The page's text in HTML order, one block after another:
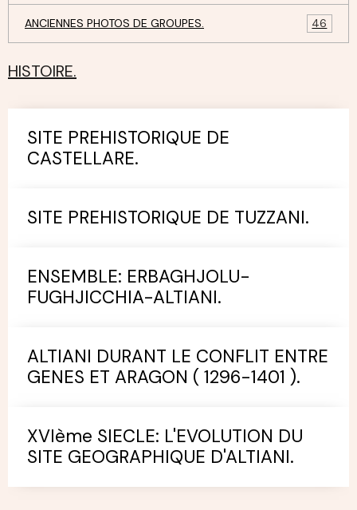
ANCIENNES PHOTOS DE GROUPES. 46
HISTOIRE.
SITE PREHISTORIQUE DE
CASTELLARE.
SITE PREHISTORIQUE DE TUZZANI.
ENSEMBLE: ERBAGHJOLU-
FUGHJICCHIA-ALTIANI.
ALTIANI DURANT LE CONFLIT ENTRE
GENES ET ARAGON ( 1296-1401 ).
XVIème SIECLE: L'EVOLUTION DU
SITE GEOGRAPHIQUE D'ALTIANI.